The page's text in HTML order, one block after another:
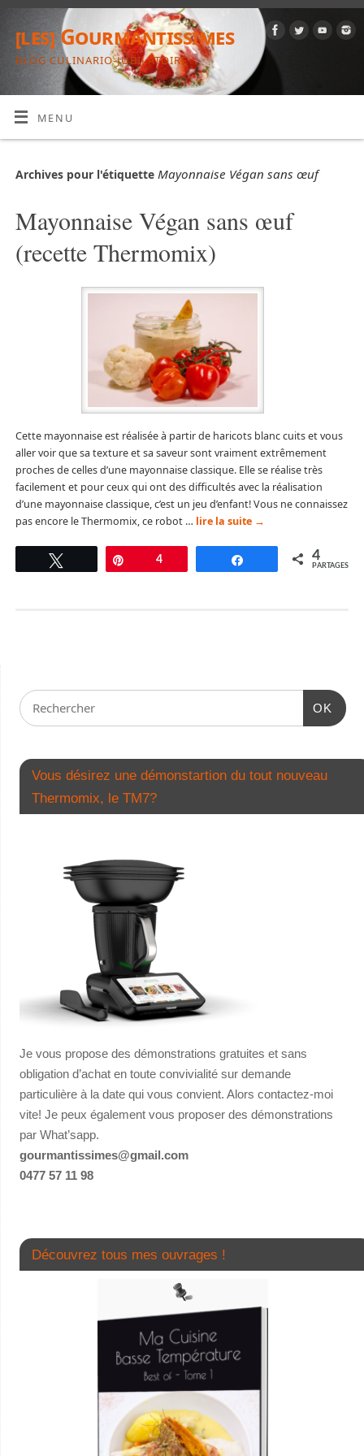
[les] Gourmantissimes
BLOG CULINARIO-JUBILATOIRE
MENU
Archives pour l'étiquette Mayonnaise Végan sans œuf
Mayonnaise Végan sans œuf
(recette Thermomix)
Cette mayonnaise est réalisée à partir de haricots blanc cuits et vous
aller voir que sa texture et sa saveur sont vraiment extrêmement
proches de celles d’une mayonnaise classique. Elle se réalise très
facilement et pour ceux qui ont des difficultés avec la réalisation
d’une mayonnaise classique, c’est un jeu d’enfant! Vous ne connaissez
pas encore le Thermomix, ce robot … lire la suite →
Tweetez Épingle
4 Partagez 4
PARTAGES
OK
Vous désirez une démonstartion du tout nouveau
Thermomix, le TM7?
Je vous propose des démonstrations gratuites et sans
obligation d’achat en toute convivialité sur demande
particulière à la date qui vous convient. Alors contactez-moi
vite! Je peux également vous proposer des démonstrations
par What’sapp.
gourmantissimes@gmail.com
0477 57 11 98
Découvrez tous mes ouvrages !